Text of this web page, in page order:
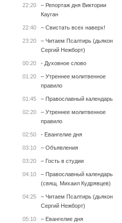
22:20
– Репортаж дня Виктории
Кауган
22:40 – Свистать всех наверх!
23:20
– Читаем Псалтирь (дьякон
Сергий Нежборт)
00:20 - Духовное слово
01:20
– Утреннее молитвенное
правило
01:45 – Православный календарь
02:20
– Утреннее молитвенное
правило
02:50 - Евангелие дня
03:10 – Объявления
03:20 – Гость в студии
04:10
– Православный календарь
(свящ. Михаил Кудрявцев)
04:25
– Читаем Псалтирь (дьякон
Сергий Нежборт)
05:10 – Евангелие дня